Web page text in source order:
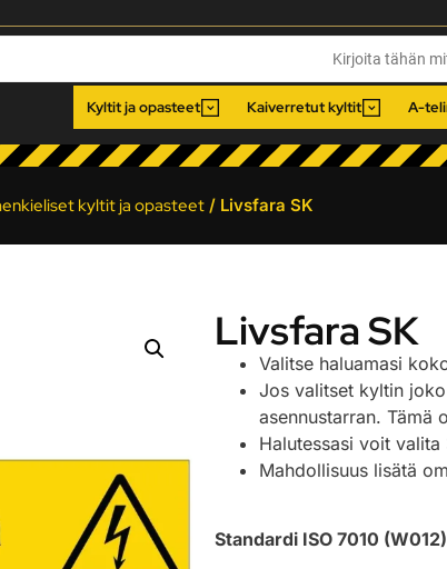
Kyltit ja opasteet Kaiverretut kyltit A-
kyltit ja opasteet/ Livsfara SK
Livsfara SK
Valitse haluamasi
Jos valitset kyltin joko
asennustarran. Tämä
Halutessasi voit
Mahdollisuus lisätä
Standardi ISO 7010 (W012)